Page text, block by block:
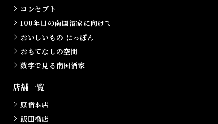
コンセプト
100年目の南国酒家に向けて
おいしいもの にっぽん
おもてなしの空間
数字で見る南国酒家
店舗一覧
原宿本店
飯田橋店